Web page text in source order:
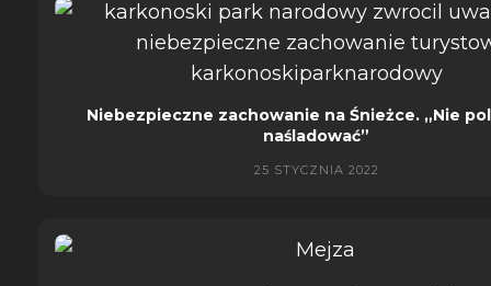
Niebezpieczne zachowanie na Śnieżce. „Nie
naśladować”
25 STYCZNIA 2022